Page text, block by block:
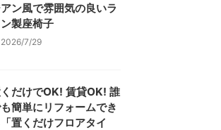
ン風で雰囲気の良いラ
製座椅子
2026/7/29
だけでOK! 賃貸OK! 誰
簡単にリフォームでき
置くだけフロアタイ